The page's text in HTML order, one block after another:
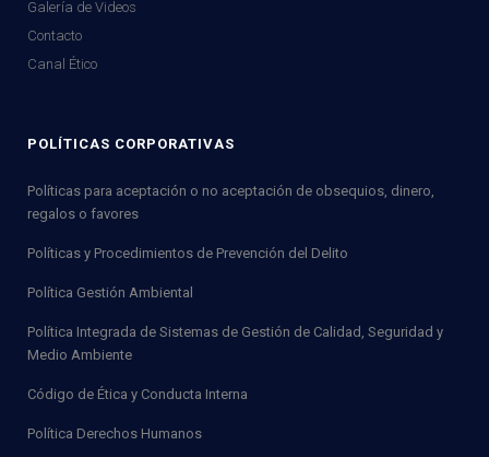
Galería de Videos
Contacto
Canal Ético
POLÍTICAS CORPORATIVAS
Políticas para aceptación o no aceptación de obsequios, dinero,
regalos o favores
Políticas y Procedimientos de Prevención del Delito
Política Gestión Ambiental
Política Integrada de Sistemas de Gestión de Calidad, Seguridad y
Medio Ambiente
Código de Ética y Conducta Interna
Política Derechos Humanos